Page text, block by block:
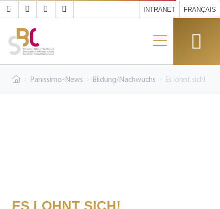
INTRANET FRANÇAIS
Panissimo-News Bildung/Nachwuchs Es lohnt sich!
ES LOHNT SICH!